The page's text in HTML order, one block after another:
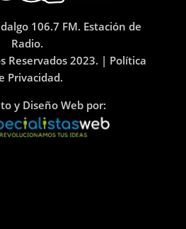
106.7 FM. Estación de
Radio.
Reservados 2023. | Política
Privacidad.
y Diseño Web por: